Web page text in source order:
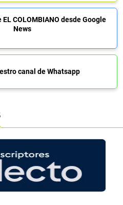
COLOMBIANO desde Google
News
canal de Whatsapp